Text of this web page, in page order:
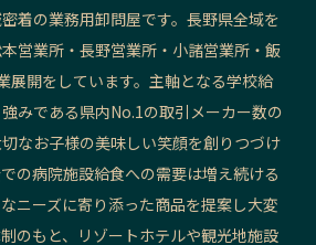
着の業務用卸問屋です。長野県全域を
営業所・長野営業所・小諸営業所・飯
展開をしています。主軸となる学校給
みである県内No.1の取引メーカー数の
なお子様の美味しい笑顔を創りつづけ
の病院施設給食への需要は増え続ける
ニーズに寄り添った商品を提案し大変
のもと、リゾートホテルや観光地施設